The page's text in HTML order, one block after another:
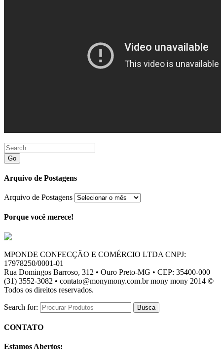
Go
Arquivo de Postagens
Arquivo de Postagens
Porque você merece!
MPONDE CONFECÇÃO E COMÉRCIO LTDA CNPJ:
17978250/0001-01
Rua Domingos Barroso, 312 • Ouro Preto-MG • CEP: 35400-000
(31) 3552-3082 • contato@monymony.com.br mony mony 2014 ©
Todos os direitos reservados.
Search for:
CONTATO
Estamos Abertos: